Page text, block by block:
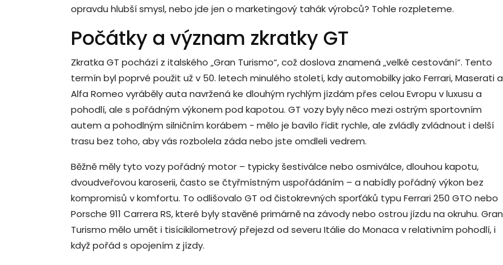
opravdu hlubší smysl, nebo jde jen o marketingový tahák výrobců? Tohle rozpleteme.
Počátky a význam zkratky GT
Zkratka GT pochází z italského „Gran Turismo“, což doslova znamená „velké cestování“. Tento
termín byl poprvé použit už v 50. letech minulého století, kdy automobilky jako Ferrari, Maserati a
Alfa Romeo vyráběly auta navržená ke dlouhým rychlým jízdám přes celou Evropu v luxusu a
pohodlí, ale s pořádným výkonem pod kapotou. GT vozy byly něco mezi ostrým sportovním
autem a pohodlným silničním korábem - mělo je bavilo řídit rychle, ale zvládly zvládnout i delší
trasu bez toho, aby vás rozbolela záda nebo jste omdleli vedrem.
Běžně měly tyto vozy pořádný motor – typicky šestiválce nebo osmiválce, dlouhou kapotu,
dvoudveřovou karoserii, často se čtyřmístným uspořádáním – a nabídly pořádný výkon bez
kompromisů v komfortu. To odlišovalo GT od čistokrevných sporťáků typu Ferrari 250 GTO nebo
Porsche 911 Carrera RS, které byly stavěné primárně na závody nebo ostrou jízdu na okruhu. Gran
Turismo mělo umět i tisícikilometrový přejezd od severu Itálie do Monaca v relativním pohodlí, i
když pořád s opojením z jízdy.